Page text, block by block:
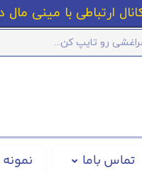
ارتباطی با مینی مال در
تماس باما نمونه